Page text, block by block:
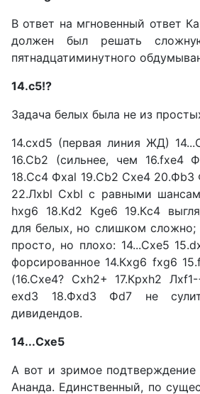
В ответ на мгновенный ответ
должен был решать
пятнадцатиминутного
14.с5!?
Задача белых была не из
14.cxd5 (первая линия ЖД)
16.Сb2 (сильнее, чем 16.fxe4
18.Cс4 Фxal 19.Сb2 Сxe4 20.Фb3
22.Лxbl Сxbl с равными
hxg6 18.Кd2 Кge6 19.Кc4
для белых, но слишком сложно;
просто, но плохо: 14...Схе5
форсированное 14.Кxg6 fxg6
(16.Сxe4? Сxh2+ 17.Крхh2
exd3 18.Фxd3 Фd7 не
дивидендов.
14...Схе5
А вот и зримое подтверждение
Ананда. Единственный, по